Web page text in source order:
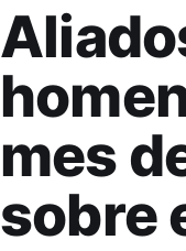
mes
sobre